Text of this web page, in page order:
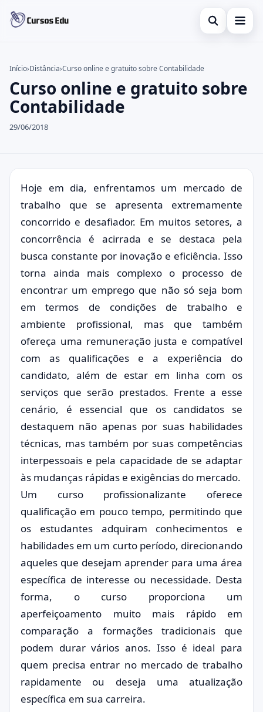
Abrir busca
Inglês
Idiomas
Buscar no site ×
Buscar por:
Pressione Enter para buscar ou ESC para fechar.
Início›Distância›Curso online e gratuito sobre Contabilidade
Curso online e gratuito sobre
Contabilidade
29/06/2018
Hoje em dia, enfrentamos um mercado de
trabalho que se apresenta extremamente
concorrido e desafiador. Em muitos setores, a
concorrência é acirrada e se destaca pela
busca constante por inovação e eficiência. Isso
torna ainda mais complexo o processo de
encontrar um emprego que não só seja bom
em termos de condições de trabalho e
ambiente profissional, mas que também
ofereça uma remuneração justa e compatível
com as qualificações e a experiência do
candidato, além de estar em linha com os
serviços que serão prestados. Frente a esse
cenário, é essencial que os candidatos se
destaquem não apenas por suas habilidades
técnicas, mas também por suas competências
interpessoais e pela capacidade de se adaptar
às mudanças rápidas e exigências do mercado.
Um curso profissionalizante oferece
qualificação em pouco tempo, permitindo que
os estudantes adquiram conhecimentos e
habilidades em um curto período, direcionando
aqueles que desejam aprender para uma área
específica de interesse ou necessidade. Desta
forma, o curso proporciona um
aperfeiçoamento muito mais rápido em
comparação a formações tradicionais que
podem durar vários anos. Isso é ideal para
quem precisa entrar no mercado de trabalho
rapidamente ou deseja uma atualização
específica em sua carreira.